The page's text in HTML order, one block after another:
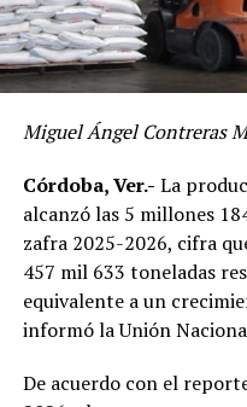
Miguel Ángel Contreras
Córdoba, Ver.- La
alcanzó las 5 millones
zafra 2025-2026, cifra
457 mil 633 toneladas
equivalente a un
informó la Unión
De acuerdo con el